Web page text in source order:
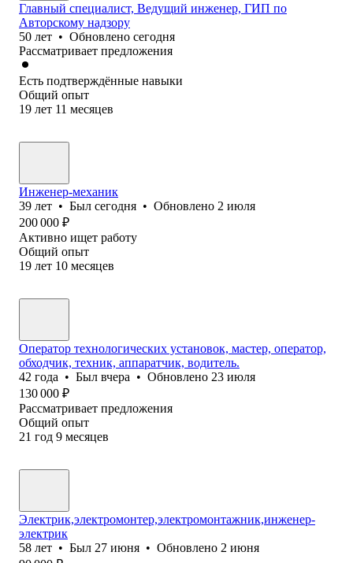
Главный специалист, Ведущий инженер, ГИП по
Авторскому надзору
50 лет • Обновлено сегодня
Рассматривает предложения
Есть подтверждённые навыки
Общий опыт
19 лет 11 месяцев
Инженер-механик
39 лет • Был сегодня • Обновлено 2 июля
200 000 ₽
Активно ищет работу
Общий опыт
19 лет 10 месяцев
Оператор технологических установок, мастер, оператор,
обходчик, техник, аппаратчик, водитель.
42 года • Был вчера • Обновлено 23 июля
130 000 ₽
Рассматривает предложения
Общий опыт
21 год 9 месяцев
Электрик,электромонтер,электромонтажник,инженер-
электрик
58 лет • Был 27 июня • Обновлено 2 июня